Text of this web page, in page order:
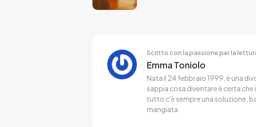
Scritto con la passione per la
Emma Toniolo
Nata il 24 febbraio 1999, è una
sappia cosa diventare è certa
tutto c'è sempre una soluzione,
mangiata.